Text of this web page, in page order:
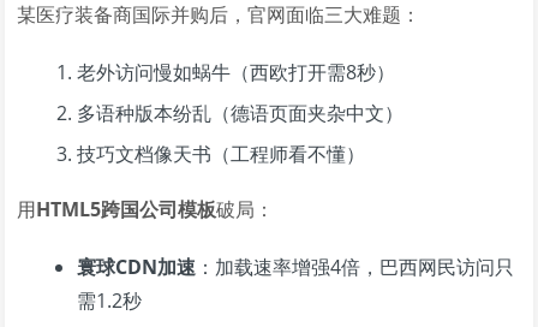
某医疗装备商国际并购后，官网面临三大难题：
老外访问慢如蜗牛（西欧打开需8秒）
多语种版本纷乱（德语页面夹杂中文）
技巧文档像天书（工程师看不懂）
用HTML5跨国公司模板破局：
寰球CDN加速 ：加载速率增强4倍，巴西网民访问只
需1.2秒